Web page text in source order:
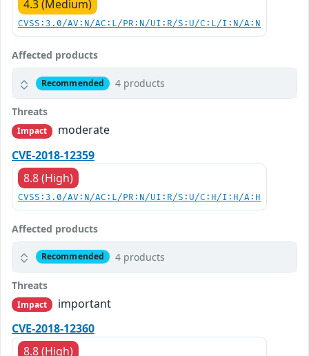
4.3 (Medium)
CVSS:3.0/AV:N/AC:L/PR:N/UI:R/S:U/C:L/I:N/A:N
Affected products
Recommended 4 products
Threats
Impact
moderate
CVE-2018-12359
8.8 (High)
CVSS:3.0/AV:N/AC:L/PR:N/UI:R/S:U/C:H/I:H/A:H
Affected products
Recommended 4 products
Threats
Impact
important
CVE-2018-12360
8.8 (High)